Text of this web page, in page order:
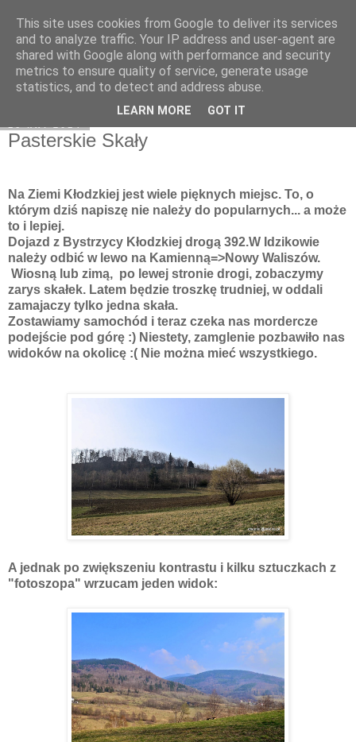
Moje miejsce
Pasterskie Skały
Na Ziemi Kłodzkiej jest wiele pięknych miejsc. To, o
którym dziś napiszę nie należy do popularnych... a może
to i lepiej.
Dojazd z Bystrzycy Kłodzkiej drogą 392.W Idzikowie
należy odbić w lewo na Kamienną=>Nowy Waliszów.
Wiosną lub zimą, po lewej stronie drogi, zobaczymy
zarys skałek. Latem będzie troszkę trudniej, w oddali
zamajaczy tylko jedna skała.
Zostawiamy samochód i teraz czeka nas mordercze
podejście pod górę :) Niestety, zamglenie pozbawiło nas
widoków na okolicę :( Nie można mieć wszystkiego.
A jednak po zwiększeniu kontrastu i kilku sztuczkach z
"fotoszopa" wrzucam jeden widok:
This site uses cookies from Google to deliver its services
and to analyze traffic. Your IP address and user-agent are
shared with Google along with performance and security
metrics to ensure quality of service, generate usage
statistics, and to detect and address abuse.
LEARN MORE GOT IT